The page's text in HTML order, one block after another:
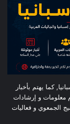
كما يهتم بأخبار
معلومات و إرشادات
الجمعوي و فعاليات